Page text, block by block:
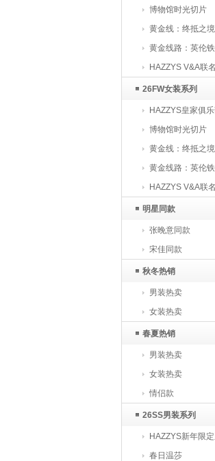
博物馆时光切片
黄金线：终抵之境
黄金线路：英伦
HAZZYS V&A联
26FW女装系列
HAZZYS皇家俱
博物馆时光切片
黄金线：终抵之境
黄金线路：英伦
HAZZYS V&A联
明星同款
张晚意同款
宋佳同款
秋冬热销
男装热卖
女装热卖
春夏热销
男装热卖
女装热卖
情侣款
26SS男装系列
HAZZYS新年限定
春日温莎